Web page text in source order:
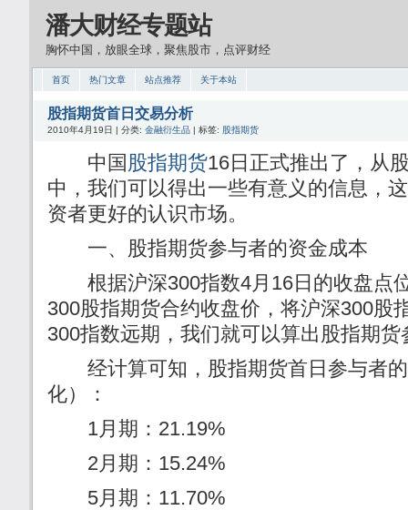
潘大财经专题站
胸怀中国，放眼全球，聚焦股市，点评财经
首页 热门文章 站点推荐 关于本站
股指期货首日交易分析
2010年4月19日 | 分类: 金融衍生品 | 标签: 股指期货
中国 股指期货16日正式推出了，从
中，我们可以得出一些有意义的信息，
资者更好的认识市场。
一、股指期货参与者的资金成本
根据沪深300指数4月16日的收盘点
300股指期货合约收盘价，将沪深300股
300指数远期，我们就可以算出股指期
经计算可知，股指期货首日参与者的
化）：
1月期：21.19%
2月期：15.24%
5月期：11.70%